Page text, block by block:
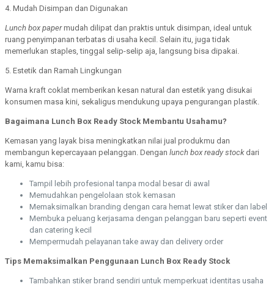
4. Mudah Disimpan dan Digunakan
Lunch box papermudah dilipat dan praktis untuk disimpan, ideal untuk
ruang penyimpanan terbatas di usaha kecil. Selain itu, juga tidak
memerlukan staples, tinggal selip-selip aja, langsung bisa dipakai.
5. Estetik dan Ramah Lingkungan
Warna kraft coklat memberikan kesan natural dan estetik yang disukai
konsumen masa kini, sekaligus mendukung upaya pengurangan plastik.
Bagaimana Lunch Box Ready Stock Membantu Usahamu?
Kemasan yang layak bisa meningkatkan nilai jual produkmu dan
membangun kepercayaan pelanggan. Dengan lunch box ready stockdari
kami, kamu bisa:
Tampil lebih profesional tanpa modal besar di awal
Memudahkan pengelolaan stok kemasan
Memaksimalkan branding dengan cara hemat lewat stiker dan label
Membuka peluang kerjasama dengan pelanggan baru seperti event
dan catering kecil
Mempermudah pelayanan take away dan delivery order
Tips Memaksimalkan Penggunaan Lunch Box Ready Stock
Tambahkan stiker brand sendiri untuk memperkuat identitas usaha